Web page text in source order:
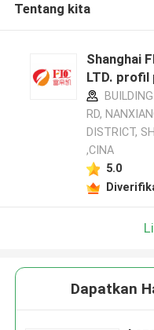
Tentang kita
Shanghai
LTD. profil
RD,
DISTRICT,
,CINA
5.0
Dapatkan